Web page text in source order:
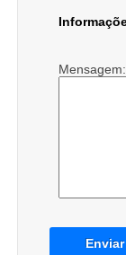
Mensagem: